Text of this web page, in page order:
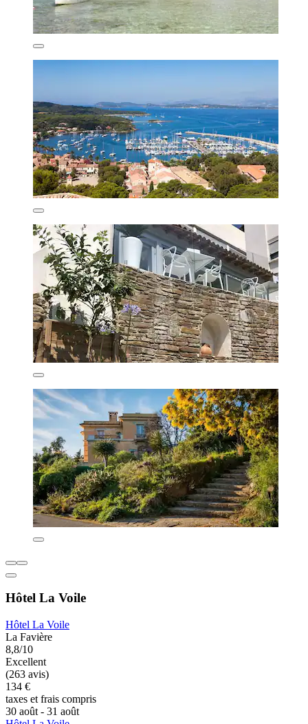
Hôtel La Voile
Hôtel La Voile
La Favière
8,8/10
Excellent
(263 avis)
134 €
taxes et frais compris
30 août - 31 août